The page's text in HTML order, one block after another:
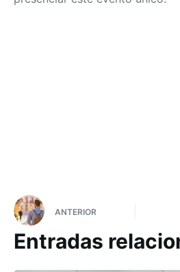
ANTERIOR
Entradas